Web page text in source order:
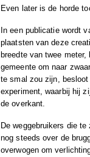
Even later is de horde
In een publicatie wordt
plaatsten van deze
breedte van twee
gemeente om naar
te smal zou zijn, besloot
experiment, waarbij hij
de overkant.
De weggebruikers die
nog steeds over de
overwogen om